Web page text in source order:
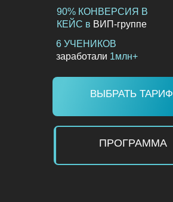
ПРОГРАММА
ВЫБРАТЬ ТАРИФ
90% КОНВЕРСИЯ В
КЕЙС в ВИП-группе
6 УЧЕНИКОВ
заработали 1млн+